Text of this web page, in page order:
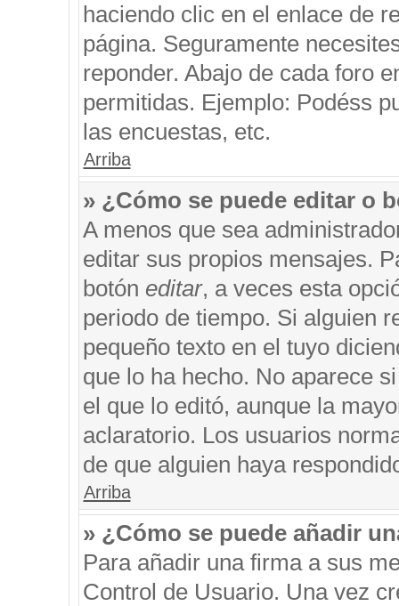
haciendo clic en el enlace de
página. Seguramente
reponder. Abajo de cada foro
permitidas. Ejemplo: Podéss
las encuestas, etc.
Arriba
» ¿Cómo se puede editar o
A menos que sea
editar sus propios mensajes.
botón editar, a veces esta
periodo de tiempo. Si alguien
pequeño texto en el tuyo
que lo ha hecho. No aparece
el que lo editó, aunque la
aclaratorio. Los usuarios
de que alguien haya
Arriba
» ¿Cómo se puede añadir
Para añadir una firma a sus
Control de Usuario. Una vez